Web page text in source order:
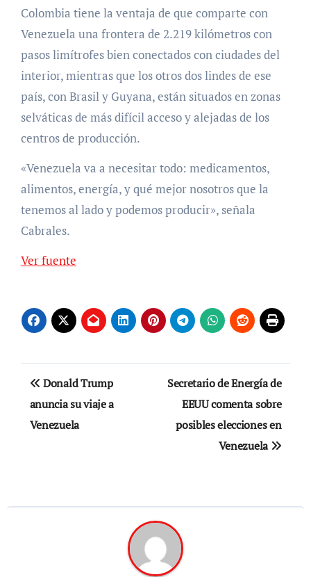
Colombia tiene la ventaja de que comparte con
Venezuela una frontera de 2.219 kilómetros con
pasos limítrofes bien conectados con ciudades del
interior, mientras que los otros dos lindes de ese
país, con Brasil y Guyana, están situados en zonas
selváticas de más difícil acceso y alejadas de los
centros de producción.
«Venezuela va a necesitar todo: medicamentos,
alimentos, energía, y qué mejor nosotros que la
tenemos al lado y podemos producir», señala
Cabrales.
Ver fuente
Navegación
de
entradas
Donald Trump
anuncia su viaje a
Venezuela
Secretario de Energía de
EEUU comenta sobre
posibles elecciones en
Venezuela